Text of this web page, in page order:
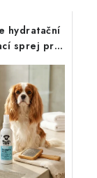
hydratační
sprej pro